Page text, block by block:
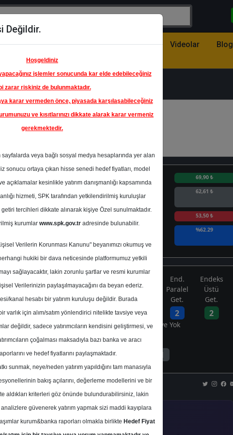
Öne
Çıkanlar
Raporlar Partnerlerimiz Videolar Blog
En Yüksek Tahmin 69,90 ₺
Ortalama Fiyat
Tahmini
62,61 ₺
53,50 ₺
Potansiyeli
%62.29
Kurum Sayısı
15
9 1
End.
Paralel
Get.
2
Endeks
Üstü
Get.
2
Tavsiye Yok
1
Perşembe, 21 Aralık 2023
Hedef Fiyat
Değildir.
Hoşgeldiniz
işlemler sonucunda kar elde edebileceğiniz
zarar riskiniz de bulunmaktadır.
karar vermeden önce, piyasada karşılaşabileceğiniz
ve kısıtlarınızı dikkate alarak karar vermeniz
gerekmektedir.
veya bağlı sosyal medya hesaplarında yer alan
sonucu ortaya çıkan hisse senedi hedef fiyatları, model
açıklamalar kesinlikle yatırım danışmanlığı kapsamında
hizmeti, SPK tarafından yetkilendirilmiş kuruluşlar
tercihleri dikkate alınarak kişiye Özel sunulmaktadır.
kurumlar www.spk.gov.tradresinde bulunabilir.
Verilerin Korunması Kanunu" beyanımızı okumuş ve
hukiki bir dava neticesinde platformumuz yetkili
sağlayacaktır, lakin zorunlu şartlar ve resmi kurumlar
Verilerinizin paylaşılmayacağını da beyan ederiz.
kanal hesabı bir yatırım kuruluşu değildir. Burada
varlık için alım/satım yönlendirici nitelikte tavsiye veya
değildir, sadece yatırımcıların kendisini geliştirmesi, ve
çoğalması maksadıyla bazı banka ve aracı
ve hedef fiyatlarını paylaşmaktadır.
sunmak, neye/neden yatırım yapıldığını tam manasıyla
bakış açılarını, değerleme modellerini ve bir
aldıkları kriterleri göz önünde bulundurabilirsiniz, lakin
güvenerek yatırım yapmak sizi maddi kayıplara
kurum&banka raporları olmakla birlikte Hedef Fiyat